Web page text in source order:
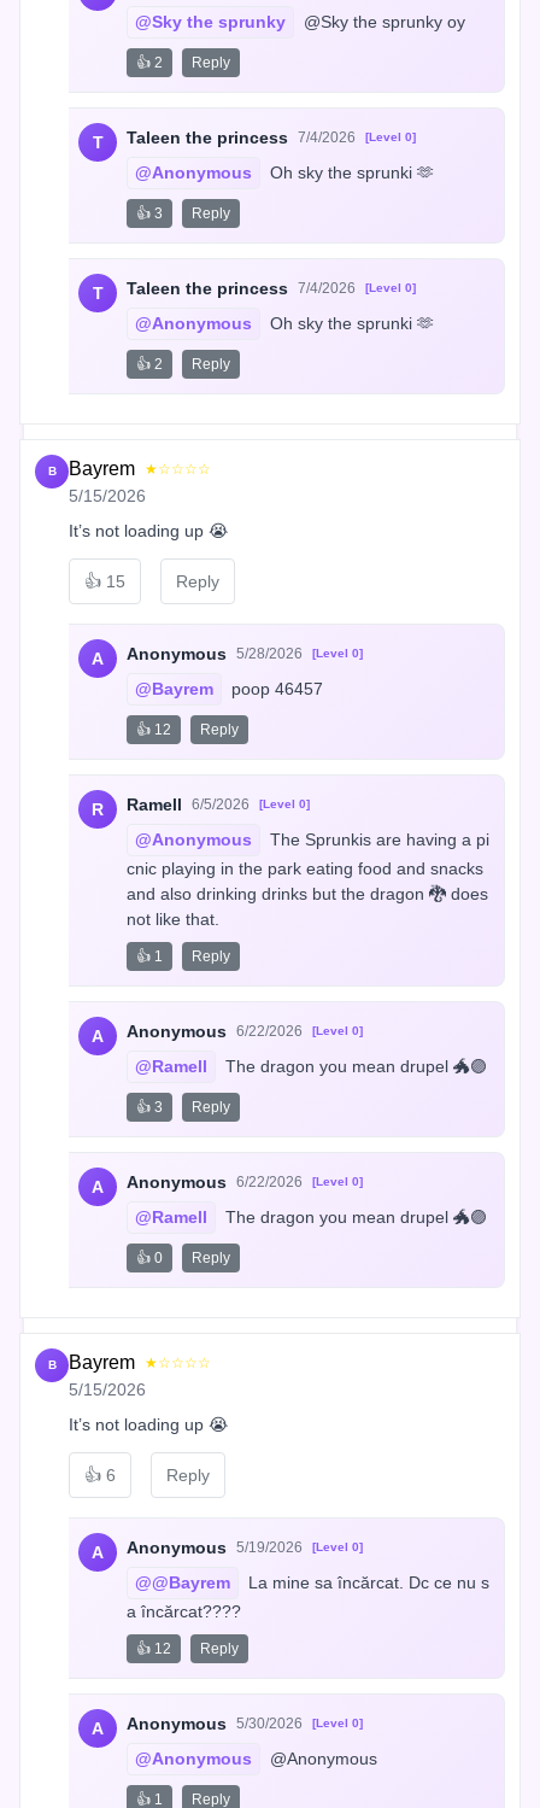
@Sky the sprunky
@Sky the sprunky oy
👍 2 Reply
T Taleen the princess 7/4/2026 [Level 0]
@Anonymous Oh sky the sprunki 🫶
👍 3 Reply
T Taleen the princess 7/4/2026 [Level 0]
@Anonymous Oh sky the sprunki 🫶
👍 2 Reply
B Bayrem ★☆☆☆☆
5/15/2026
It’s not loading up 😭
👍 15 Reply
A Anonymous 5/28/2026 [Level 0]
@Bayrem poop 46457
👍 12 Reply
R Ramell 6/5/2026 [Level 0]
@Anonymous
The Sprunkis are having a pi
cnic playing in the park eating food and snacks
and also drinking drinks but the dragon 🐉 does
not like that.
👍 1 Reply
A Anonymous 6/22/2026 [Level 0]
@Ramell The dragon you mean drupel 🐲🟣
👍 3 Reply
A Anonymous 6/22/2026 [Level 0]
@Ramell The dragon you mean drupel 🐲🟣
👍 0 Reply
B Bayrem ★☆☆☆☆
5/15/2026
It’s not loading up 😭
👍 6 Reply
A Anonymous 5/19/2026 [Level 0]
@@Bayrem
La mine sa încărcat. Dc ce nu s
a încărcat????
👍 12 Reply
A Anonymous 5/30/2026 [Level 0]
@Anonymous @Anonymous
👍 1 Reply